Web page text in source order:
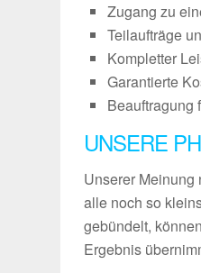
Zugang zu
Teilaufträge
Kompletter
Garantierte
Beauftragung
UNSERE
Unserer Meinung
alle noch so
gebündelt,
Ergebnis